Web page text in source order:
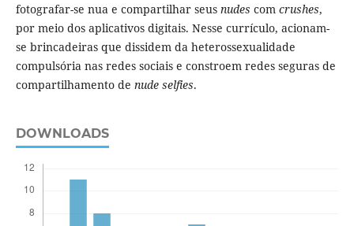
fotografar-se nua e compartilhar seus nudes com crushes,
por meio dos aplicativos digitais. Nesse currículo, acionam-
se brincadeiras que dissidem da heterossexualidade
compulsória nas redes sociais e constroem redes seguras de
compartilhamento de nude selfies.
DOWNLOADS